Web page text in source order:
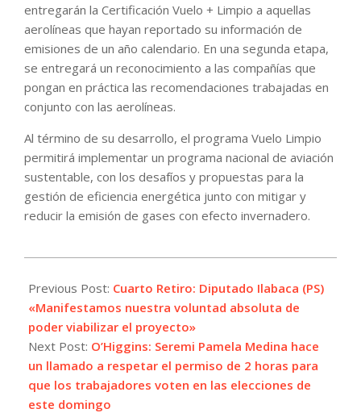
entregarán la Certificación Vuelo + Limpio a aquellas
aerolíneas que hayan reportado su información de
emisiones de un año calendario. En una segunda etapa,
se entregará un reconocimiento a las compañías que
pongan en práctica las recomendaciones trabajadas en
conjunto con las aerolíneas.
Al término de su desarrollo, el programa Vuelo Limpio
permitirá implementar un programa nacional de aviación
sustentable, con los desafíos y propuestas para la
gestión de eficiencia energética junto con mitigar y
reducir la emisión de gases con efecto invernadero.
11-
18
Previous Post: Cuarto Retiro: Diputado Ilabaca (PS)
«Manifestamos nuestra voluntad absoluta de
poder viabilizar el proyecto»
Next Post: O’Higgins: Seremi Pamela Medina hace
un llamado a respetar el permiso de 2 horas para
que los trabajadores voten en las elecciones de
este domingo